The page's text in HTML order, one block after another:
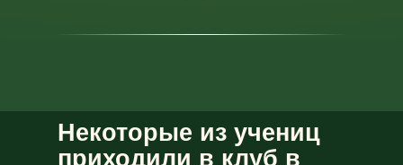
Некоторые из учениц
приходили в клуб в